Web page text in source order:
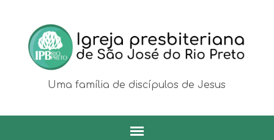
Uma família de discípulos de Jesus